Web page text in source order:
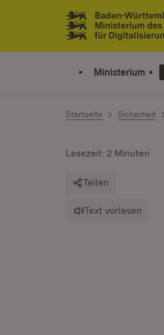
Zum Inhalt springen
Link zur Startseite
Ministerium
Startseite Sicherheit
Lesezeit: 2 Minuten
Teilen
Text vorlesen